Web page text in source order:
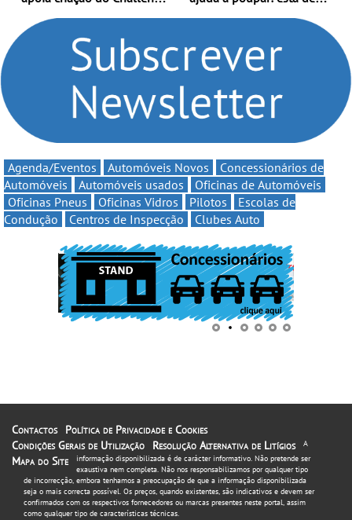
compromisso com o
automobilismo nacional
continua em 2026
Volta” com descontos de
Agenda/Eventos Automóveis Novos
Concessionários de
Automóveis
Automóveis usados
Oficinas de Automóveis
Oficinas Pneus
Oficinas Vidros Pilotos
Escolas de
Condução
Centros de Inspecção Clubes Auto
Contactos
Política de Privacidade e Cookies
Condições Gerais de Utilização
Resolução Alternativa de Litígios
Mapa do Site
A
informação disponibilizada é de carácter informativo. Não pretende ser
exaustiva nem completa. Não nos responsabilizamos por qualquer tipo
de incorrecção, embora tenhamos a preocupação de que a informação disponibilizada
seja o mais correcta possível. Os preços, quando existentes, são indicativos e devem ser
confirmados com os respectivos fornecedores ou marcas presentes neste portal, assim
como qualquer tipo de características técnicas.